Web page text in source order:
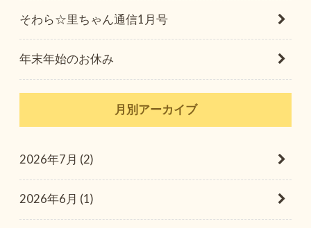
そわら☆里ちゃん通信1月号
年末年始のお休み
月別アーカイブ
2026年7月 (2)
2026年6月 (1)